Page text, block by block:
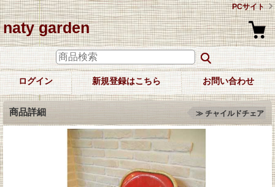
PCサイト
naty garden
ログイン 新規登録はこちら お問い合わせ
商品詳細 ≫ チャイルドチェア